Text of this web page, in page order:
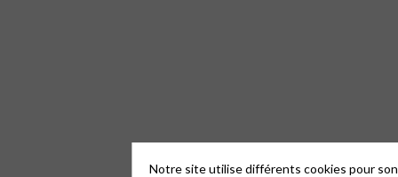
Notre site utilise différents cookies pour